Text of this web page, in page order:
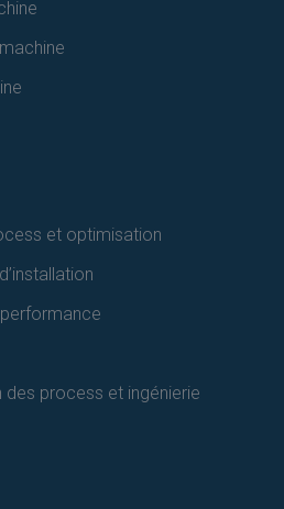
et optimisation
des process et ingénierie